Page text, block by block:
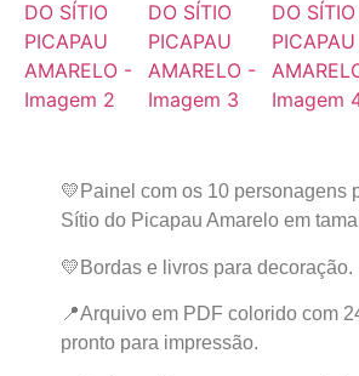
💛Painel com os 10 personagens
Sítio do Picapau Amarelo em
💛Bordas e livros para decoração.
📍Arquivo em PDF colorido com
pronto para impressão.